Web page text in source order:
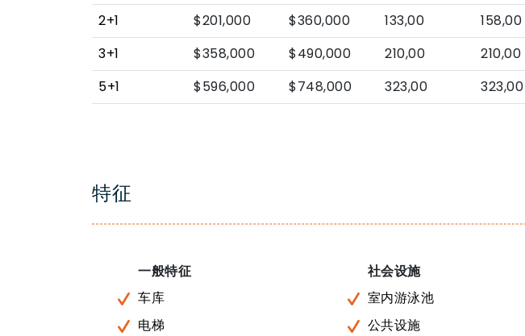
2+1
$201,000 $360,000 133,00 158,00
3+1
$358,000 $490,000 210,00 210,00
5+1
$596,000 $748,000 323,00 323,00
特征
一般特征
车库
电梯
社会设施
室内游泳池
公共设施